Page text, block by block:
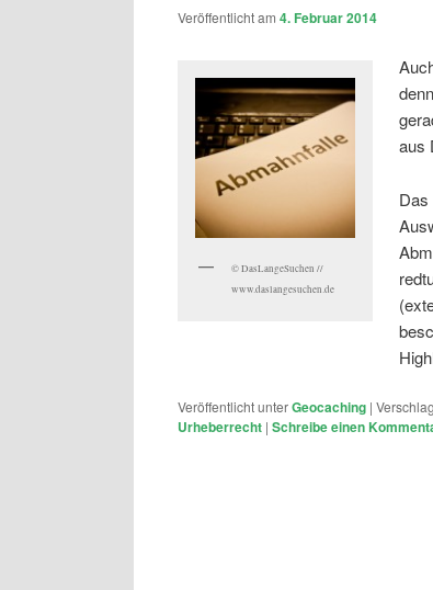
Veröffentlicht am 4. Februar 2014
© DasLangeSuchen //
www.daslangesuchen.de
aus
Das
Veröffentlicht unterGeocaching |
Urheberrecht | Schreibe einen